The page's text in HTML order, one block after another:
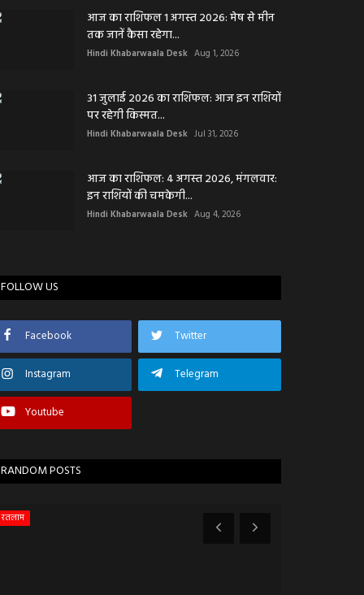
आज का राशिफल 1 अगस्त 2026: मेष से मीन
तक जानें कैसा रहेगा...
Hindi Khabarwaala Desk Aug 1, 2026
31 जुलाई 2026 का राशिफल: आज इन राशियों
पर रहेगी किस्मत...
Hindi Khabarwaala Desk Jul 31, 2026
आज का राशिफल: 4 अगस्त 2026, मंगलवार:
इन राशियों की चमकेगी...
Hindi Khabarwaala Desk Aug 4, 2026
FOLLOW US
Facebook Twitter
Instagram Telegram
Youtube
RANDOM POSTS
रतलाम